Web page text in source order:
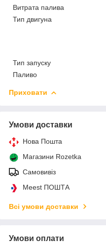
Витрата палива
Тип двигуна
Тип запуску
Паливо
Приховати
Умови доставки
Нова Пошта
Магазини Rozetka
Самовивіз
Meest ПОШТА
Всі умови доставки
Умови оплати